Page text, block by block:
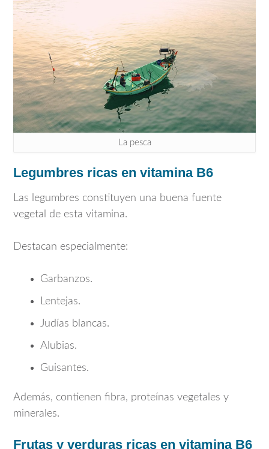
La pesca
Legumbres ricas en vitamina B6
Las legumbres constituyen una buena fuente
vegetal de esta vitamina.
Destacan especialmente:
Garbanzos.
Lentejas.
Judías blancas.
Alubias.
Guisantes.
Además, contienen fibra, proteínas vegetales y
minerales.
Frutas y verduras ricas en vitamina B6